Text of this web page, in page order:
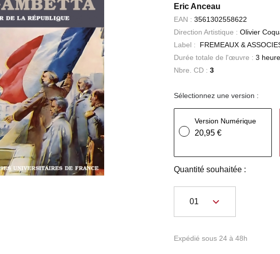
Eric Anceau
EAN : 3561302558622
Direction Artistique : Olivier
Label :
FREMEAUX &
Durée totale de l'œuvre : 3
Nbre. CD : 3
Sélectionnez une version :
Version Numérique
20,95 €
Quantité souhaitée :
Expédié sous 24 à 48h